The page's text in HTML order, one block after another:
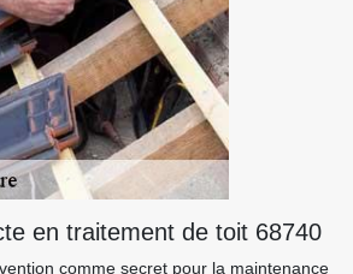
en traitement de toit 68740
comme secret pour la maintenance